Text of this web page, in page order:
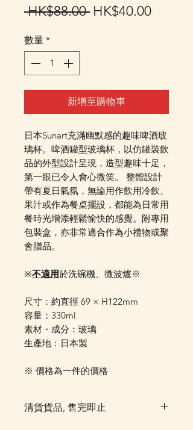
HK$88.00 一
HK$40.00促
數量 *
新增至購物車
日本Sunart充滿幽默感的趣味啤酒玻
璃杯。啤酒罐型玻璃杯，以仿罐裝飲
品的外型設計呈現，造型趣味十足，
第一眼已令人會心微笑。 整體設計
帶有夏日氣氛，無論用作飲用冷飲、
果汁或作為餐桌擺設，都能為日常用
餐時光增添輕鬆愉快的感覺。附專用
包裝盒，亦非常適合作為小禮物或聚
會贈品。
※不適用於洗碗機、微波爐※
尺寸：約直徑 69 × H122mm
容量：330ml
素材・成分：玻璃
生產地﹕日本製
※ 價格為一件的價格
清貨貨品, 售完即止